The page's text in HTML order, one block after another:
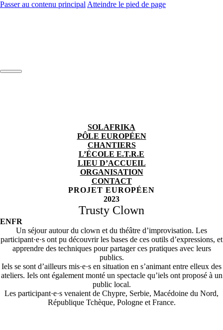
Passer au contenu principal Atteindre le pied de page
SOLAFRIKA
PÔLE EUROPÉEN
CHANTIERS
L’ÉCOLE E.T.R.E
LIEU D’ACCUEIL
ORGANISATION
CONTACT
PROJET EUROPÉEN
2023
Trusty Clown
ENFR
Un séjour autour du clown et du théâtre d’improvisation. Les
participant·e·s ont pu découvrir les bases de ces outils d’expressions, et
apprendre des techniques pour partager ces pratiques avec leurs
publics.
Iels se sont d’ailleurs mis·e·s en situation en s’animant entre elleux des
ateliers. Iels ont également monté un spectacle qu’iels ont proposé à un
public local.
Les participant·e·s venaient de Chypre, Serbie, Macédoine du Nord,
République Tchèque, Pologne et France.